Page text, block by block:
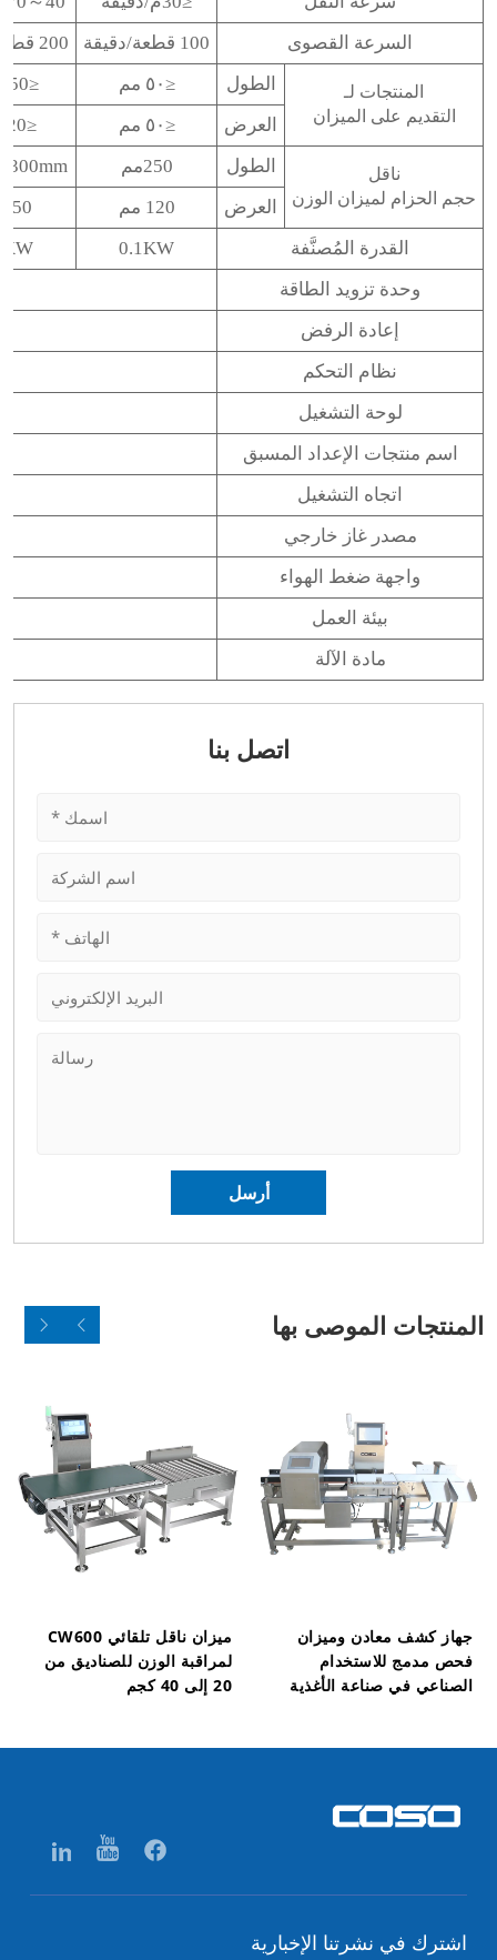
السرعة القصوى
100 قطعة/دقيقة 200 قطعة/دقيقة
المنتجات لـ
التقديم على الميزان
الطول ≤٥٠ مم
≤150 مم
العرض
≤٥٠ مم ≤120مم
ناقل
حجم الحزام لميزان الوزن
الطول 250مم
300mm
العرض
120 مم
150مم
القدرة المُصنَّفة
0.1KW
وحدة تزويد الطاقة
إعادة الرفض
نظام التحكم
لوحة التشغيل
اسم منتجات الإعداد المسبق
اتجاه التشغيل
مصدر غاز خارجي
واجهة ضغط الهواء
بيئة العمل
مادة الآلة
اتصل بنا
المنتجات الموصى بها
جهاز كشف معادن وميزان
فحص مدمج للاستخدام
الصناعي في صناعة الأغذية
ميزان ناقل تلقائي CW600
لمراقبة الوزن للصناديق من
20 إلى 40 كجم
اشترك في نشرتنا الإخبارية